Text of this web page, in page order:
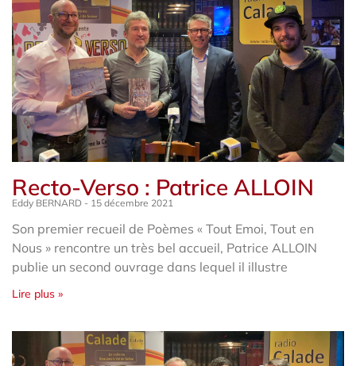
Recto-Verso : Patrice ALLOIN
Eddy BERNARD 15 décembre 2021
Son premier recueil de Poèmes « Tout Emoi, Tout en
Nous » rencontre un très bel accueil, Patrice ALLOIN
publie un second ouvrage dans lequel il illustre
Lire plus »